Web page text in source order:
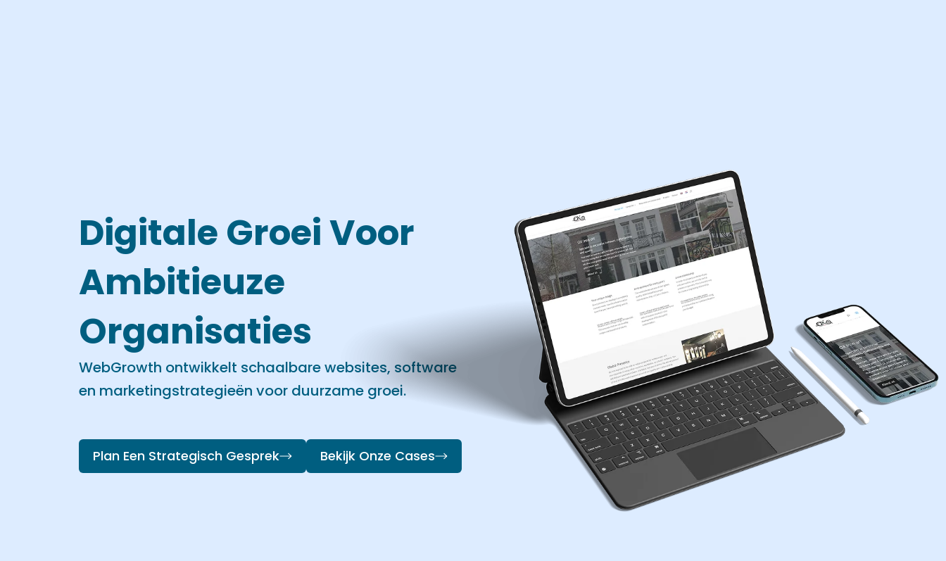
Digitale Groei Voor
Ambitieuze
Organisaties
WebGrowth ontwikkelt schaalbare websites, software
en marketingstrategieën voor duurzame groei.
Plan Een Strategisch Gesprek Bekijk Onze Cases